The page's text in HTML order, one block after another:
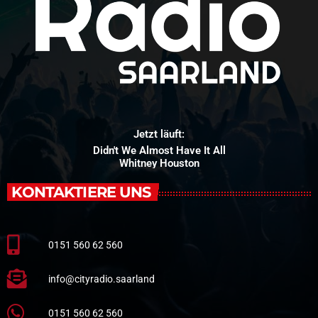
Jetzt läuft:
Didn't We Almost Have It All
Whitney Houston
KONTAKTIERE UNS
0151 560 62 560
info@cityradio.saarland
0151 560 62 560